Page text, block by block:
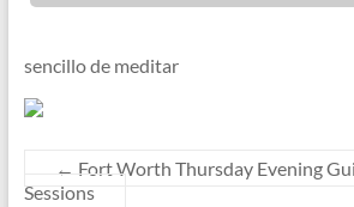
sencillo de meditar
← Fort Worth Thursday Evening
Sessions